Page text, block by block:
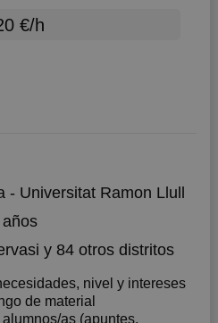
€/h
- Universitat Ramon Llull
y 84 otros distritos
nivel y intereses
de material
as (apuntes,